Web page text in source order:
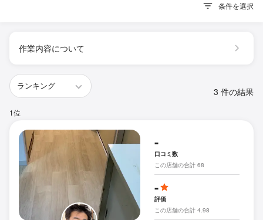
条件を選択
作業内容について
3 件の結果
1位
-
口コミ数
この店舗の合計 68
-
評価
この店舗の合計 4.98